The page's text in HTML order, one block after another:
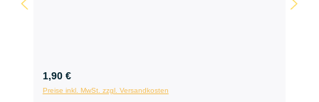
1,90 €
Preise inkl. MwSt. zzgl. Versandkosten